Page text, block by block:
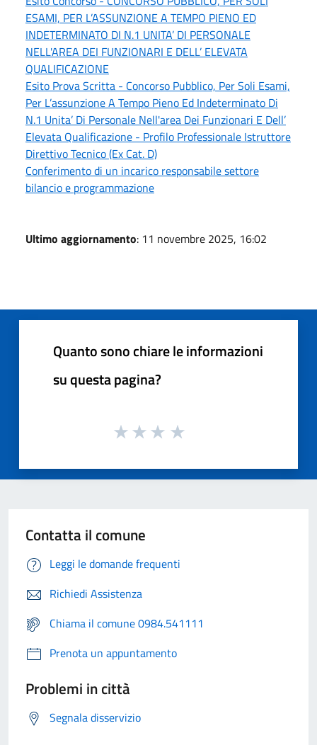
ESAMI, PER L’ASSUNZIONE A TEMPO PIENO ED
INDETERMINATO DI N.1 UNITA’ DI PERSONALE
NELL'AREA DEI FUNZIONARI E DELL’ ELEVATA
QUALIFICAZIONE
Esito Prova Scritta - Concorso Pubblico, Per Soli Esami,
Per L’assunzione A Tempo Pieno Ed Indeterminato Di
N.1 Unita’ Di Personale Nell'area Dei Funzionari E Dell’
Elevata Qualificazione - Profilo Professionale Istruttore
Direttivo Tecnico (Ex Cat. D)
Conferimento di un incarico responsabile settore
bilancio e programmazione
Ultimo aggiornamento: 11 novembre 2025, 16:02
Quanto sono chiare le informazioni
su questa pagina?
Contatta il comune
Leggi le domande frequenti
Richiedi Assistenza
Chiama il comune 0984.541111
Prenota un appuntamento
Problemi in città
Segnala disservizio